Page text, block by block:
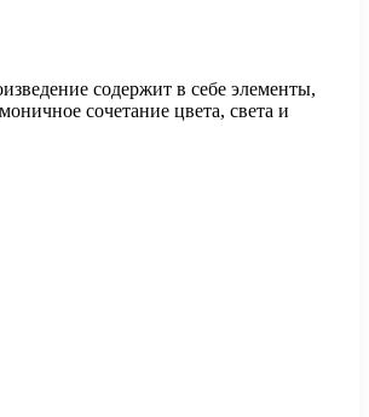
содержит в себе элементы,
сочетание цвета, света и